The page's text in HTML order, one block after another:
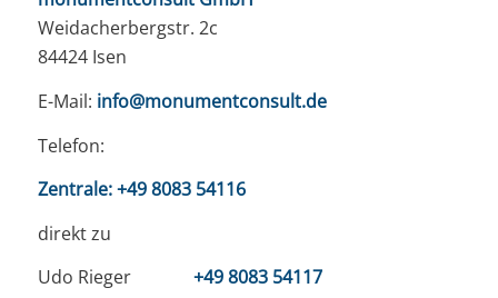
Geschäftssitz
monumentconsult GmbH
84424 Isen
E-Mail:info@monumentconsult.de
Telefon:
Zentrale:+49 8083 54116